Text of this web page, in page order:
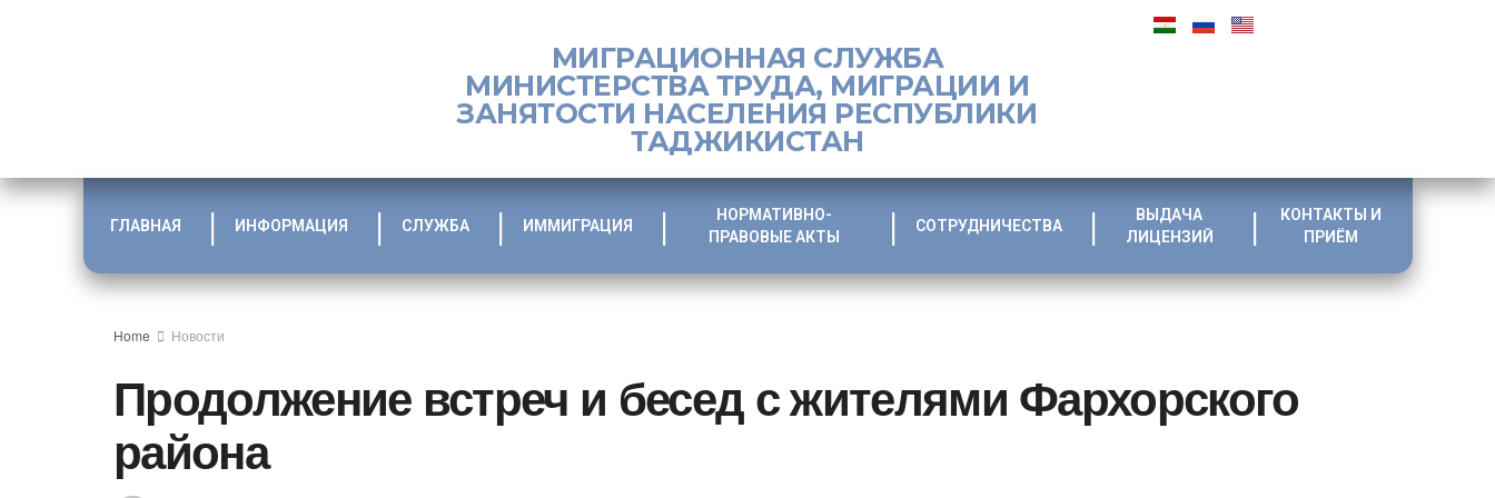
МИГРАЦИОННАЯ СЛУЖБА
МИНИСТЕРСТВА ТРУДА, МИГРАЦИИ И
ЗАНЯТОСТИ НАСЕЛЕНИЯ РЕСПУБЛИКИ
ТАДЖИКИСТАН
ГЛАВНАЯ ИНФОРМАЦИЯ СЛУЖБА ИММИГРАЦИЯ
НОРМАТИВНО-
ПРАВОВЫЕ АКТЫ
СОТРУДНИЧЕСТВА
ВЫДАЧА
ЛИЦЕНЗИЙ
КОНТАКТЫ И
ПРИЁМ
Home Новости
Продолжение встреч и бесед с жителями Фархорского
района